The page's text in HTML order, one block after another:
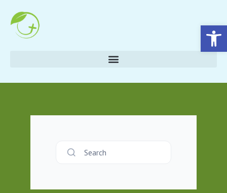
Eszköztár megnyitása
Search